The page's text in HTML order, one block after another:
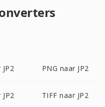
JP2 PNG naar JP2
TIFF naar JP2